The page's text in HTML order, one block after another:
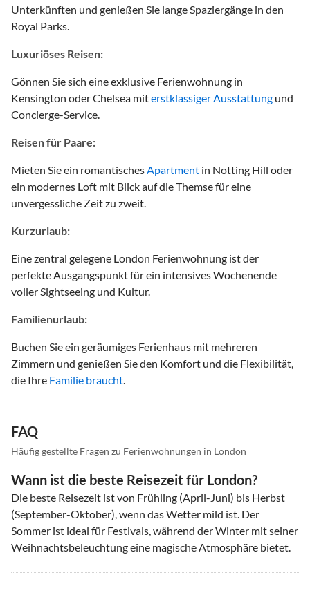
Unterkünften und genießen Sie lange Spaziergänge in den
Royal Parks.
Luxuriöses Reisen:
Gönnen Sie sich eine exklusive Ferienwohnung in
Kensington oder Chelsea miterstklassiger Ausstattung und
Concierge-Service.
Reisen für Paare:
Mieten Sie ein romantisches Apartment in Notting Hill oder
ein modernes Loft mit Blick auf die Themse für eine
unvergessliche Zeit zu zweit.
Kurzurlaub:
Eine zentral gelegene London Ferienwohnung ist der
perfekte Ausgangspunkt für ein intensives Wochenende
voller Sightseeing und Kultur.
Familienurlaub:
Buchen Sie ein geräumiges Ferienhaus mit mehreren
Zimmern und genießen Sie den Komfort und die Flexibilität,
die Ihre Familie braucht
FAQ
Häufig gestellte Fragen zu Ferienwohnungen in London
Wann ist die beste Reisezeit für London?
Die beste Reisezeit ist von Frühling (April-Juni) bis Herbst
(September-Oktober), wenn das Wetter mild ist. Der
Sommer ist ideal für Festivals, während der Winter mit seiner
Weihnachtsbeleuchtung eine magische Atmosphäre bietet.